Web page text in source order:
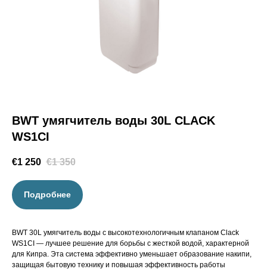
BWT умягчитель воды 30L CLACK
WS1CI
€1 250 €1 350
Подробнее
BWT 30L умягчитель воды с высокотехнологичным клапаном Clack
WS1CI — лучшее решение для борьбы с жесткой водой, характерной
для Кипра. Эта система эффективно уменьшает образование накипи,
защищая бытовую технику и повышая эффективность работы